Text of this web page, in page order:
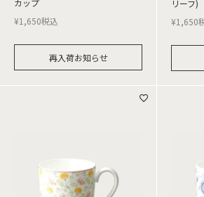
¥1,650税込
再入荷お知らせ
リーフ)
¥1,650